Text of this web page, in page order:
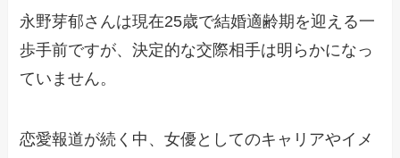
永野芽郁さんは現在25歳で結婚適齢期を迎える一
歩手前ですが、決定的な交際相手は明らかになっ
ていません。
恋愛報道が続く中、女優としてのキャリアやイメ